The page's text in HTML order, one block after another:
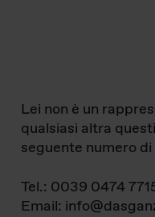
Lei non è un
qualsiasi altra
seguente numero
Tel.: 0039 0474
Email: